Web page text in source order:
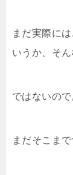
まだ実際に
いうか、そ
ではないので
まだそこま